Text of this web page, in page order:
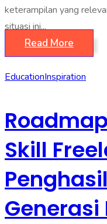
keterampilan yang
situasi ini...
Read More
EducationInspiration
Skill
Generasi